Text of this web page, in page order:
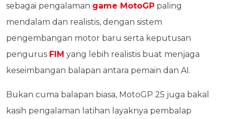
sebagai pengalaman game MotoGP paling
mendalam dan realistis, dengan sistem
pengembangan motor baru serta keputusan
pengurus FIM yang lebih realistis buat menjaga
keseimbangan balapan antara pemain dan AI.
Bukan cuma balapan biasa, MotoGP 25 juga bakal
kasih pengalaman latihan layaknya pembalap